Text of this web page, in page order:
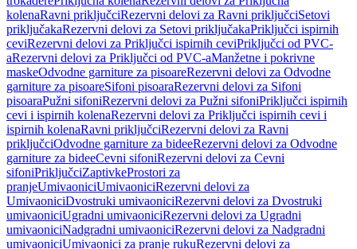
kolenaRavni priključciRezervni delovi za Ravni priključciSetovi
priključakaRezervni delovi za Setovi priključakaPriključci ispirnih
ceviRezervni delovi za Priključci ispirnih ceviPriključci od PVC-
aRezervni delovi za Priključci od PVC-aManžetne i pokrivne
maskeOdvodne garniture za pisoareRezervni delovi za Odvodne
garniture za pisoareSifoni pisoaraRezervni delovi za Sifoni
pisoaraPužni sifoniRezervni delovi za Pužni sifoniPriključci ispirnih
cevi i ispirnih kolenaRezervni delovi za Priključci ispirnih cevi i
ispirnih kolenaRavni priključciRezervni delovi za Ravni
priključciOdvodne garniture za bideeRezervni delovi za Odvodne
garniture za bideeCevni sifoniRezervni delovi za Cevni
sifoniPriključciZaptivkeProstori za
pranjeUmivaoniciUmivaoniciRezervni delovi za
UmivaoniciDvostruki umivaoniciRezervni delovi za Dvostruki
umivaoniciUgradni umivaoniciRezervni delovi za Ugradni
umivaoniciNadgradni umivaoniciRezervni delovi za Nadgradni
umivaoniciUmivaonici za pranje rukuRezervni delovi za